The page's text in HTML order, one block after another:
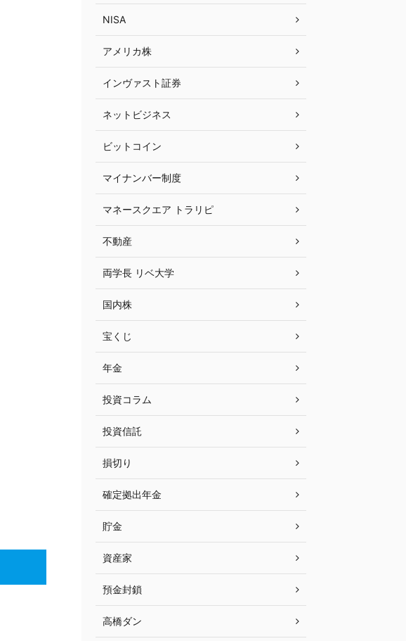
NISA
アメリカ株
インヴァスト証券
ネットビジネス
ビットコイン
マイナンバー制度
マネースクエア トラリピ
不動産
両学長 リベ大学
国内株
宝くじ
年金
投資コラム
投資信託
損切り
確定拠出年金
貯金
資産家
預金封鎖
高橋ダン